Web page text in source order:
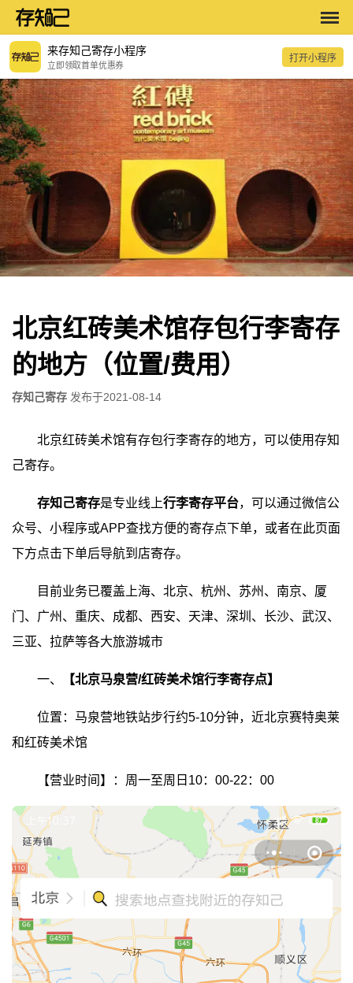
来存知己寄存小程序
立即领取首单优惠券
打开小程序
北京红砖美术馆存包行李寄存
的地方（位置/费用）
存知己寄存 发布于2021-08-14
北京红砖美术馆有存包行李寄存的地方，可以使用存知
己寄存。
存知己寄存是专业线上行李寄存平台，可以通过微信公
众号、小程序或APP查找方便的寄存点下单，或者在此页面
下方点击下单后导航到店寄存。
目前业务已覆盖上海、北京、杭州、苏州、南京、厦
门、广州、重庆、成都、西安、天津、深圳、长沙、武汉、
三亚、拉萨等各大旅游城市
一、 【北京马泉营/红砖美术馆行李寄存点】
位置：马泉营地铁站步行约5-10分钟，近北京赛特奥莱
和红砖美术馆
【营业时间】：周一至周日10：00-22：00